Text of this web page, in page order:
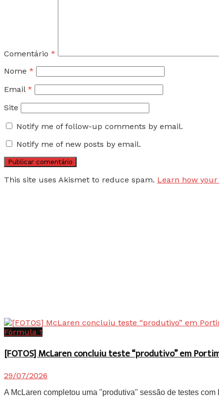
Comentário *
Nome *
Email *
Site
Notify me of follow-up comments by email.
Notify me of new posts by email.
This site uses Akismet to reduce spam. Learn how
Fórmula 1
[FOTOS] McLaren concluiu teste “produtivo” em
29/07/2026
A McLaren completou uma "produtiva" sessão de testes